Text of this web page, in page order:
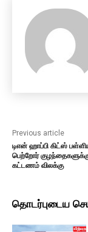
Previous article
டிஎன் ஹாப்பி கிட்ஸ்
பெற்றோர்
கட்டணம் விலக்கு
தொடர்புடைய